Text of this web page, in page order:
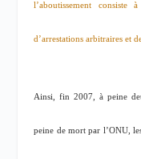
l’aboutissement consiste
d’arrestations arbitraires et
Ainsi, fin 2007, à peine
peine de mort par l’ONU,